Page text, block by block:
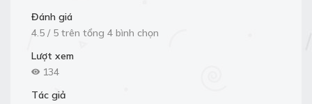
Đánh giá
4.5 / 5 trên tổng 4 bình chọn
Lượt xem
134
Tác giả